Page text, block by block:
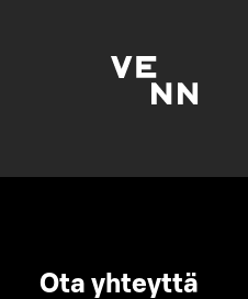
Ota yhteyttä